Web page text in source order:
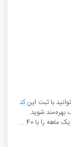
با ثبت اینکد
بهره‌مند شوید.
را با 40 ...